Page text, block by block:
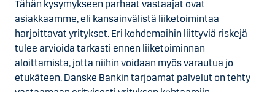
Tähän kysymykseen parhaat vastaajat ovat
asiakkaamme, eli kansainvälistä liiketoimintaa
harjoittavat yritykset. Eri kohdemaihin liittyviä riskejä
tulee arvioida tarkasti ennen liiketoiminnan
aloittamista, jotta niihin voidaan myös varautua jo
etukäteen. Danske Bankin tarjoamat palvelut on tehty